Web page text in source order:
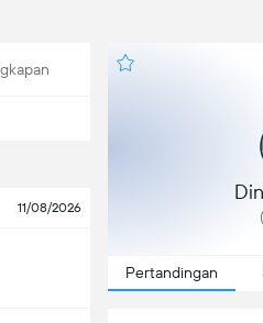
11/08/2026
Pertandingan